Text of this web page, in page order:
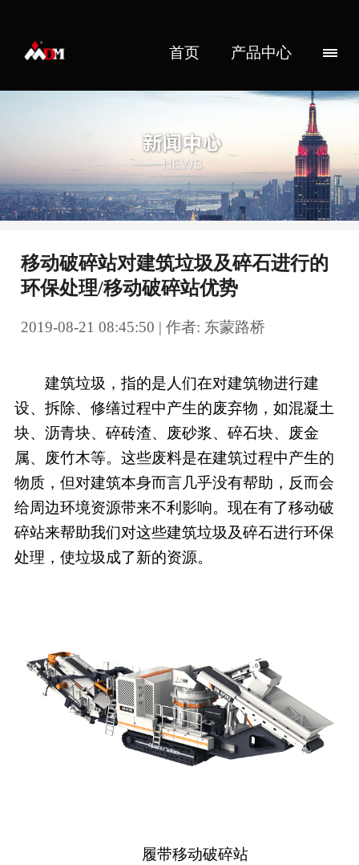
首页 产品中心
移动破碎站对建筑垃圾及碎石进行的
环保处理/移动破碎站优势
2019-08-21 08:45:50 | 作者: 东蒙路桥
建筑垃圾，指的是人们在对建筑物进行建
设、拆除、修缮过程中产生的废弃物，如混凝土
块、沥青块、碎砖渣、废砂浆、碎石块、废金
属、废竹木等。这些废料是在建筑过程中产生的
物质，但对建筑本身而言几乎没有帮助，反而会
给周边环境资源带来不利影响。现在有了移动破
碎站来帮助我们对这些建筑垃圾及碎石进行环保
处理，使垃圾成了新的资源。
履带移动破碎站